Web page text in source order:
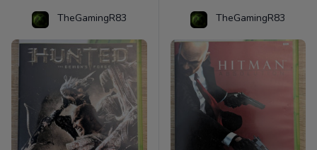
TheGamingR83 TheGamingR83